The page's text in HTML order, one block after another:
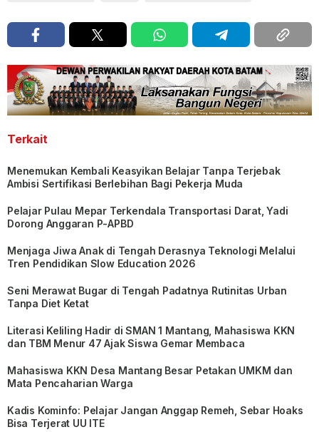
Terkait
Menemukan Kembali Keasyikan Belajar Tanpa Terjebak
Ambisi Sertifikasi Berlebihan Bagi Pekerja Muda
Pelajar Pulau Mepar Terkendala Transportasi Darat, Yadi
Dorong Anggaran P-APBD
Menjaga Jiwa Anak di Tengah Derasnya Teknologi Melalui
Tren Pendidikan Slow Education 2026
Seni Merawat Bugar di Tengah Padatnya Rutinitas Urban
Tanpa Diet Ketat
Literasi Keliling Hadir di SMAN 1 Mantang, Mahasiswa KKN
dan TBM Menur 47 Ajak Siswa Gemar Membaca
Mahasiswa KKN Desa Mantang Besar Petakan UMKM dan
Mata Pencaharian Warga
Kadis Kominfo: Pelajar Jangan Anggap Remeh, Sebar Hoaks
Bisa Terjerat UU ITE